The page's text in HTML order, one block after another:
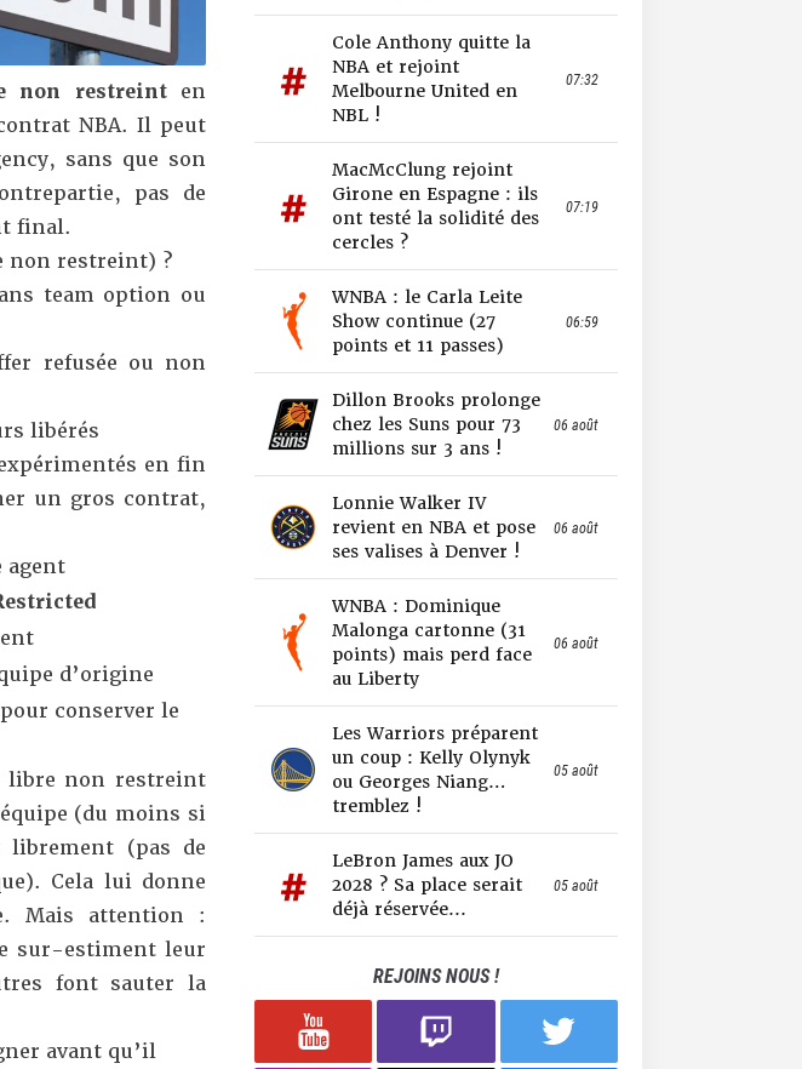
non restreint en
NBA. Il peut
, sans que son
pas de
final.
non restreint) ?
team option ou
refusée ou non
libérés
en fin
un gros contrat,
agent
d’origine
conserver le
libre non restreint
(du moins si
librement (pas de
Cela lui donne
Mais attention :
sur-estiment leur
font sauter la
avant qu’il
Cole Anthony quitte la
NBA et rejoint
Melbourne United en
NBL !
07:32
MacMcClung rejoint
Girone en Espagne : ils
ont testé la solidité des
cercles ?
07:19
WNBA : le Carla Leite
Show continue (27
points et 11 passes)
06:59
Dillon Brooks prolonge
chez les Suns pour 73
millions sur 3 ans !
06 août
Lonnie Walker IV
revient en NBA et pose
ses valises à Denver !
06 août
WNBA : Dominique
Malonga cartonne (31
points) mais perd face
au Liberty
06 août
Les Warriors préparent
un coup : Kelly Olynyk
ou Georges Niang…
tremblez !
05 août
LeBron James aux JO
2028 ? Sa place serait
déjà réservée...
05 août
REJOINS NOUS !